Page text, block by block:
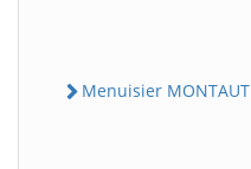
Menuisier MONTAUT